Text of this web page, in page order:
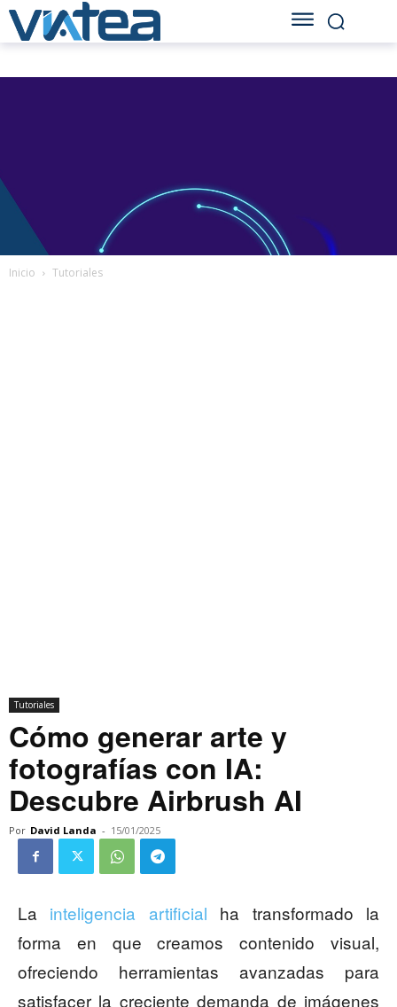
Inicio Tutoriales
Tutoriales
Cómo generar arte y
fotografías con IA:
Descubre Airbrush AI
Por David Landa - 15/01/2025
La inteligencia artificial ha transformado la
forma en que creamos contenido visual,
ofreciendo herramientas avanzadas para
satisfacer la creciente demanda de imágenes